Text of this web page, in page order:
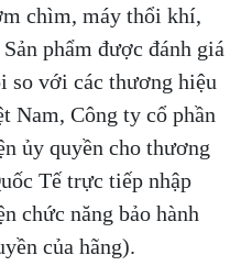
chìm, máy thổi khí,
Sản phẩm được đánh giá
so với các thương hiệu
Nam, Công ty cổ phần
ủy quyền cho thương
Tế trực tiếp nhập
chức năng bảo hành
của hãng).